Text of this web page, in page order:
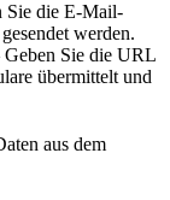
Sie die E-Mail-
werden.
Geben Sie die URL
übermittelt und
aus dem